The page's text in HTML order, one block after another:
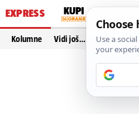
EXPRESS
Kolumne Vidi još…